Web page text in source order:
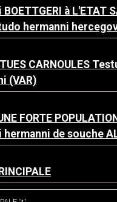
à L'ETAT
hermanni
CARNOULES
(VAR)
FORTE
de souche